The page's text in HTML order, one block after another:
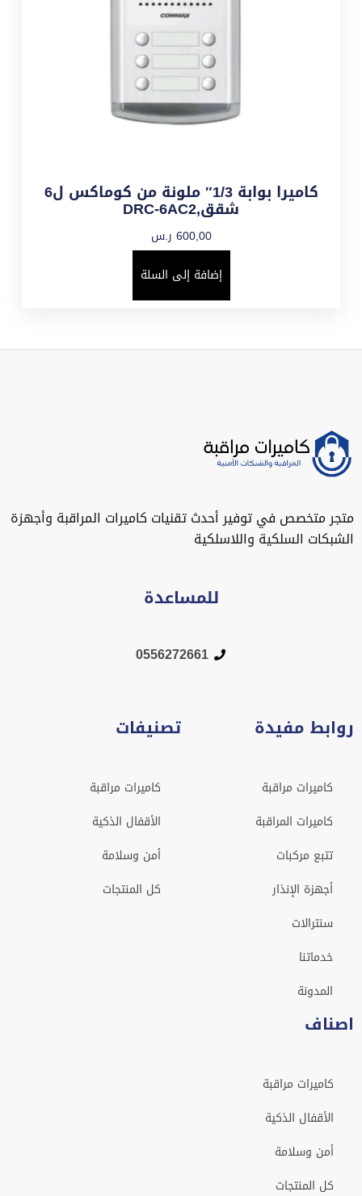
كاميرا بوابة 1/3″ ملونة من كوماكس ل6
شقق,DRC-6AC2
600,00 ر.س
إضافة إلى السلة
متجر متخصص في توفير أحدث تقنيات كاميرات المراقبة وأجهزة
الشبكات السلكية واللاسلكية
للمساعدة
0556272661
روابط مفيدة
كاميرات مراقبة
كاميرات المراقبة
تتبع مركبات
أجهزة الإنذار
سنترالات
خدماتنا
المدونة
تصنيفات
كاميرات مراقبة
الأقفال الذكية
أمن وسلامة
كل المنتجات
اصناف
كاميرات مراقبة
الأقفال الذكية
أمن وسلامة
كل المنتجات